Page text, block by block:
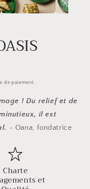
de paiement.
! Du relief et de
il est
~ Oana, fondatrice
Charte
et